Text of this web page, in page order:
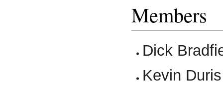
Members
Dick
Kevin Duris